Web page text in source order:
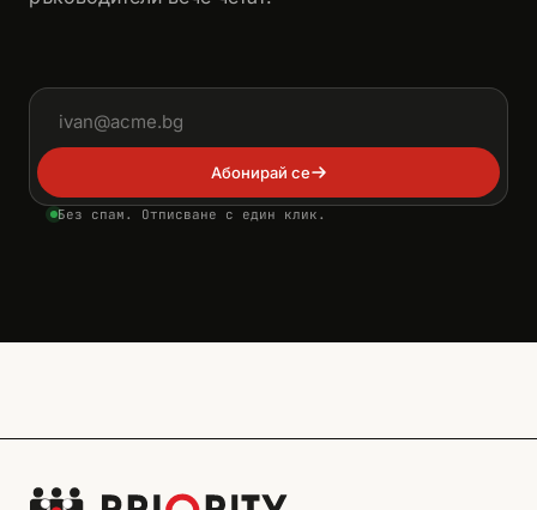
Абонирай се
Без спам. Отписване с един клик.